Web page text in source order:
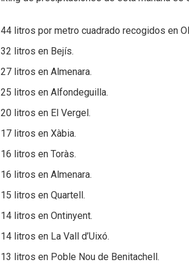
44 litros por metro cuadrado recogidos en
32 litros en Bejís.
27 litros en Almenara.
25 litros en Alfondeguilla.
20 litros en El Vergel.
17 litros en Xàbia.
16 litros en Toràs.
16 litros en Almenara.
15 litros en Quartell.
14 litros en Ontinyent.
14 litros en La Vall d’Uixó.
13 litros en Poble Nou de Benitachell.